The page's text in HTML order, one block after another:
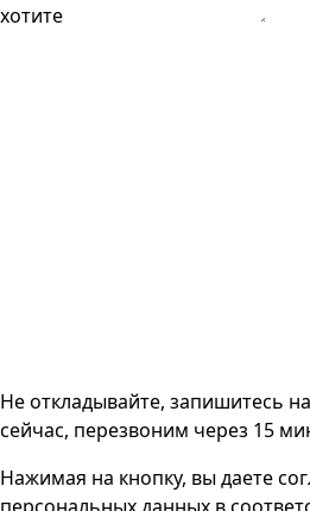
хотите
Не откладывайте, запишитесь
сейчас, перезвоним через 15
Нажимая на кнопку, вы даете
персональных данных в